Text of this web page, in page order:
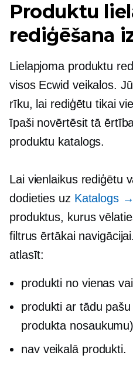
Produktu
rediģēšana
Lielapjoma produktu
visos Ecwid veikalos.
rīku, lai rediģētu tikai
īpaši novērtēsit tā
produktu katalogs.
Lai vienlaikus rediģētu
dodieties uz Katalogs
produktus, kurus
filtrus ērtākai
atlasīt:
produkti no vienas
produkti ar tādu
produkta nosaukumu)
nav veikalāprodukti.